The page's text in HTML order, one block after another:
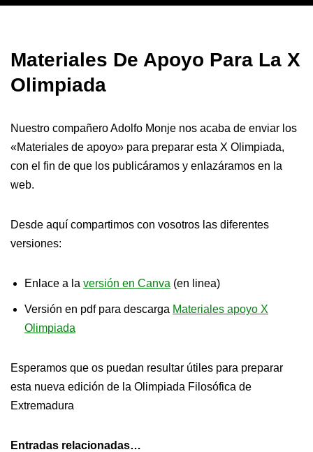
Materiales De Apoyo Para La X
Olimpiada
Nuestro compañero Adolfo Monje nos acaba de enviar los
«Materiales de apoyo» para preparar esta X Olimpiada,
con el fin de que los publicáramos y enlazáramos en la
web.
Desde aquí compartimos con vosotros las diferentes
versiones:
Enlace a la versión en Canva (en linea)
Versión en pdf para descarga Materiales apoyo X
Olimpiada
Esperamos que os puedan resultar útiles para preparar
esta nueva edición de la Olimpiada Filosófica de
Extremadura
Entradas relacionadas…